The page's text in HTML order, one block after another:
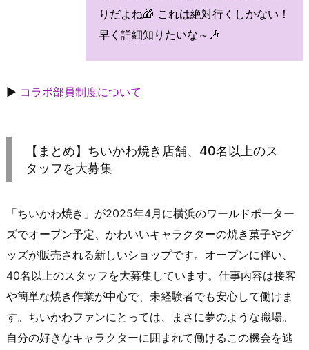
りだよね🎁 これは絶対行くしかない！
早く詳細知りたいな～🎶
▶ コラボ部員制度について
【まとめ】ちいかわ焼き店舗、40名以上のス
タッフを大募集
「ちいかわ焼き」が2025年4月に横浜のワールドポーター
ズでオープン予定、かわいいキャラクターの焼き菓子やグ
ッズが販売される新しいショップです。オープンに伴い、
40名以上のスタッフを大募集しています。仕事内容は接客
や簡単な焼き作業が中心で、未経験者でも安心して働けま
す。ちいかわファンにとっては、まさに夢のような職場。
自分の好きなキャラクターに囲まれて働けるこの機会を逃